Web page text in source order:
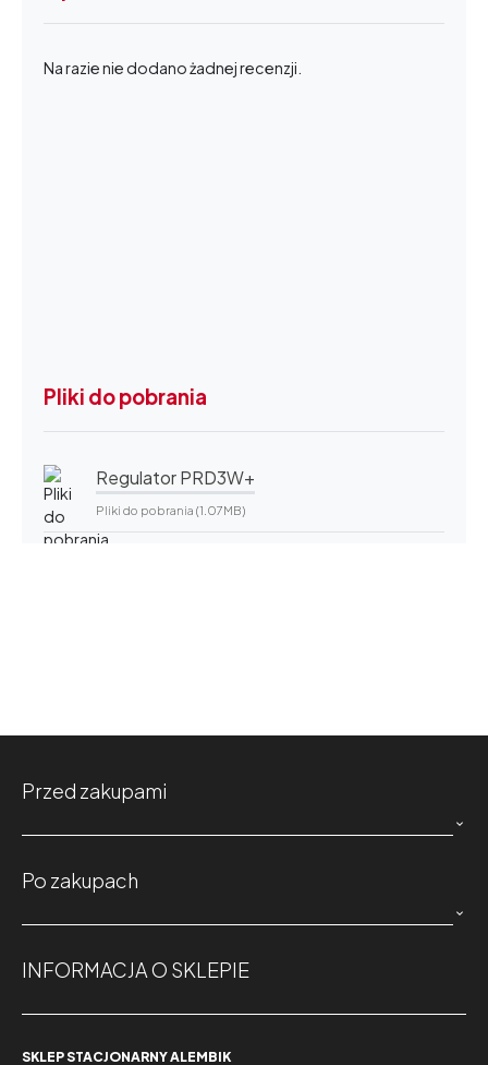
Na razie nie dodano żadnej recenzji.
Pliki do pobrania
Regulator PRD3W+
Pliki do pobrania (1.07MB)
Przed zakupami

Po zakupach

INFORMACJA O SKLEPIE
SKLEP STACJONARNY ALEMBIK